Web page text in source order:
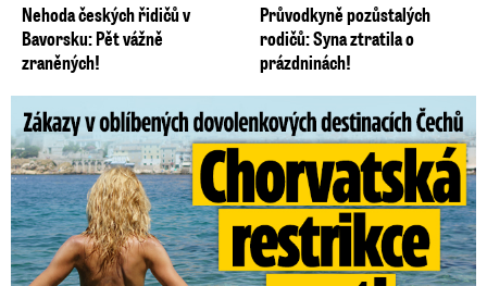
Nehoda českých řidičů v
Bavorsku: Pět vážně
zraněných!
Průvodkyně pozůstalých
rodičů: Syna ztratila o
prázdninách!
Zákazy v dovolenkových rájích: Restrikce proti naháčům!